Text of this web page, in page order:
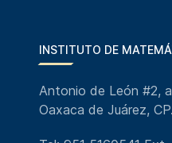
INSTITUTO DE
Antonio de León #2,
Oaxaca de Juárez,